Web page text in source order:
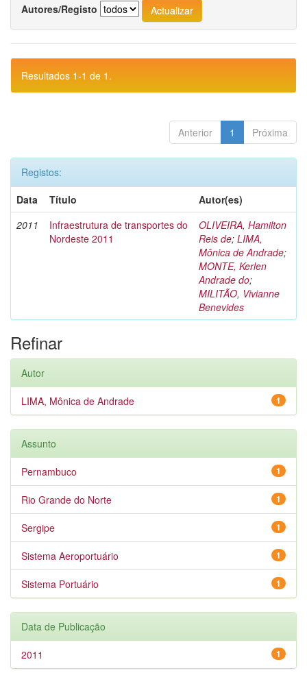
Autores/Registo
Resultados 1-1 de 1.
Anterior 1 Próxima
Registos:
Data
Título
Autor(es)
2011
Infraestrutura de transportes do
Nordeste 2011
OLIVEIRA, Hamilton
Reis de; LIMA,
Mônica de Andrade;
MONTE, Kerlen
Andrade do;
MILITÃO, Vivianne
Benevides
Refinar
Autor
1
LIMA, Mônica de Andrade
Assunto
1
Pernambuco
1
Rio Grande do Norte
1
Sergipe
1
Sistema Aeroportuário
1
Sistema Portuário
Data de Publicação
1
2011